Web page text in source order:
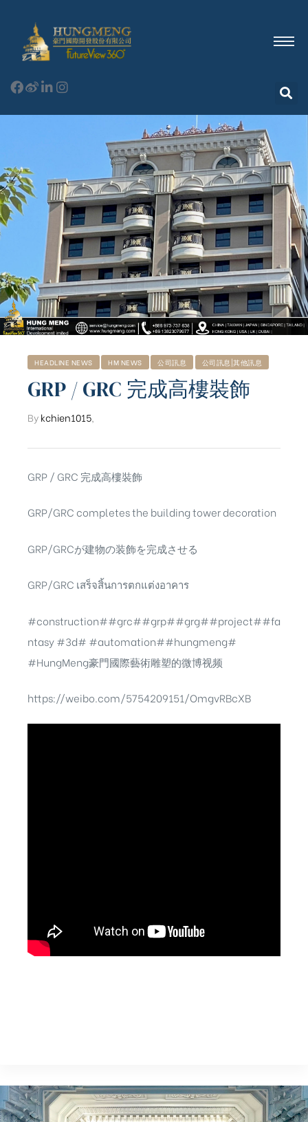
HEADLINE NEWS HM NEWS 公司訊息 公司訊息|其他訊息
GRP / GRC 完成高樓裝飾
Bykchien1015
GRP / GRC 完成高樓裝飾
GRP/GRC completes the building tower decoration
GRP/GRCが建物の装飾を完成させる
GRP/GRC เสร็จสิ้นการตกแต่งอาคาร
#construction##grc##grp##grg##project##fa
ntasy #3d# #automation##hungmeng#
#HungMeng豪門國際藝術雕塑的微博视频
https://weibo.com/5754209151/OmgvRBcXB
含日本